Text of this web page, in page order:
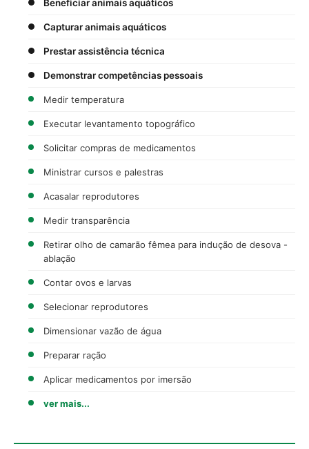
Beneficiar animais aquáticos
Capturar animais aquáticos
Prestar assistência técnica
Demonstrar competências pessoais
Medir temperatura
Executar levantamento topográfico
Solicitar compras de medicamentos
Ministrar cursos e palestras
Acasalar reprodutores
Medir transparência
Retirar olho de camarão fêmea para indução de desova -
ablação
Contar ovos e larvas
Selecionar reprodutores
Dimensionar vazão de água
Preparar ração
Aplicar medicamentos por imersão
ver mais...